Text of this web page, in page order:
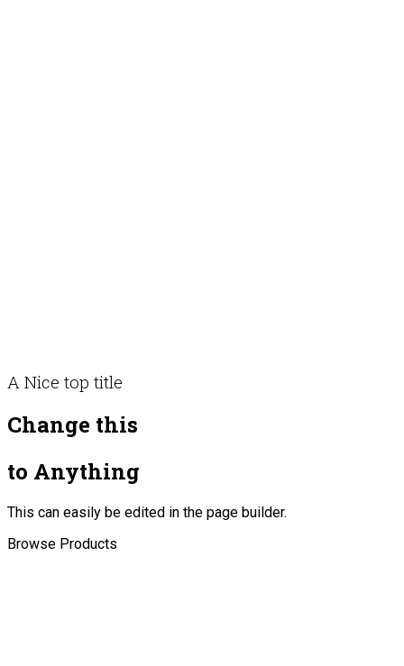
A Nice top title
Change this
to Anything
This can easily be edited in the page builder.
Browse Products